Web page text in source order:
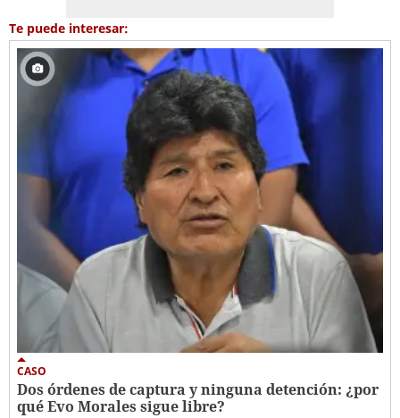
Te puede interesar:
CASO
Dos órdenes de captura y ninguna detención: ¿por
qué Evo Morales sigue libre?